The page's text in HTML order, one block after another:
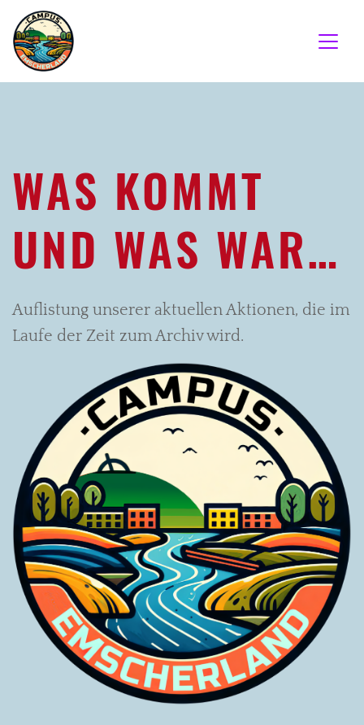
WAS KOMMT
UND WAS WAR…
Auflistung unserer aktuellen Aktionen, die im
Laufe der Zeit zum Archiv wird.